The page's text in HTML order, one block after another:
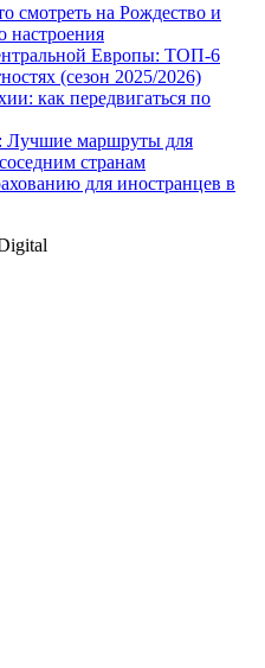
смотреть на Рождество и
настроения
Европы: ТОП-6
(сезон 2025/2026)
как передвигаться по
Лучшие маршруты для
странам
для иностранцев в